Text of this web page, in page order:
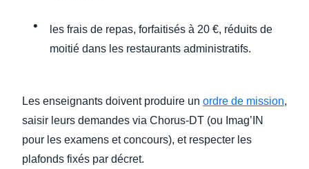
les frais de repas, forfaitisés à 20 €, réduits de
moitié dans les restaurants administratifs.
Les enseignants doivent produire un ordre de mission,
saisir leurs demandes via Chorus-DT (ou Imag’IN
pour les examens et concours), et respecter les
plafonds fixés par décret.